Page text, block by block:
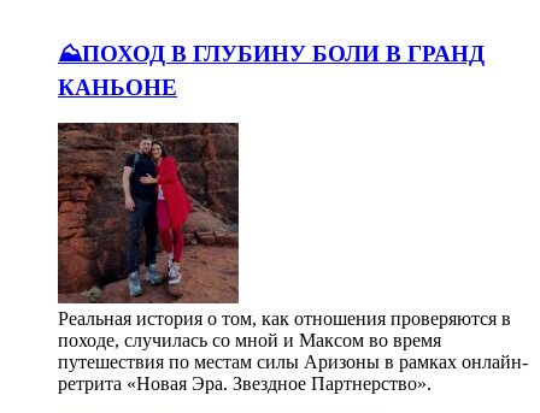
⛰️ПОХОД В ГЛУБИНУ БОЛИ В ГРАНД
КАНЬОНЕ
Реальная история о том, как отношения проверяются в
походе, случилась со мной и Максом во время
путешествия по местам силы Аризоны в рамках онлайн-
ретрита «Новая Эра. Звездное Партнерство».